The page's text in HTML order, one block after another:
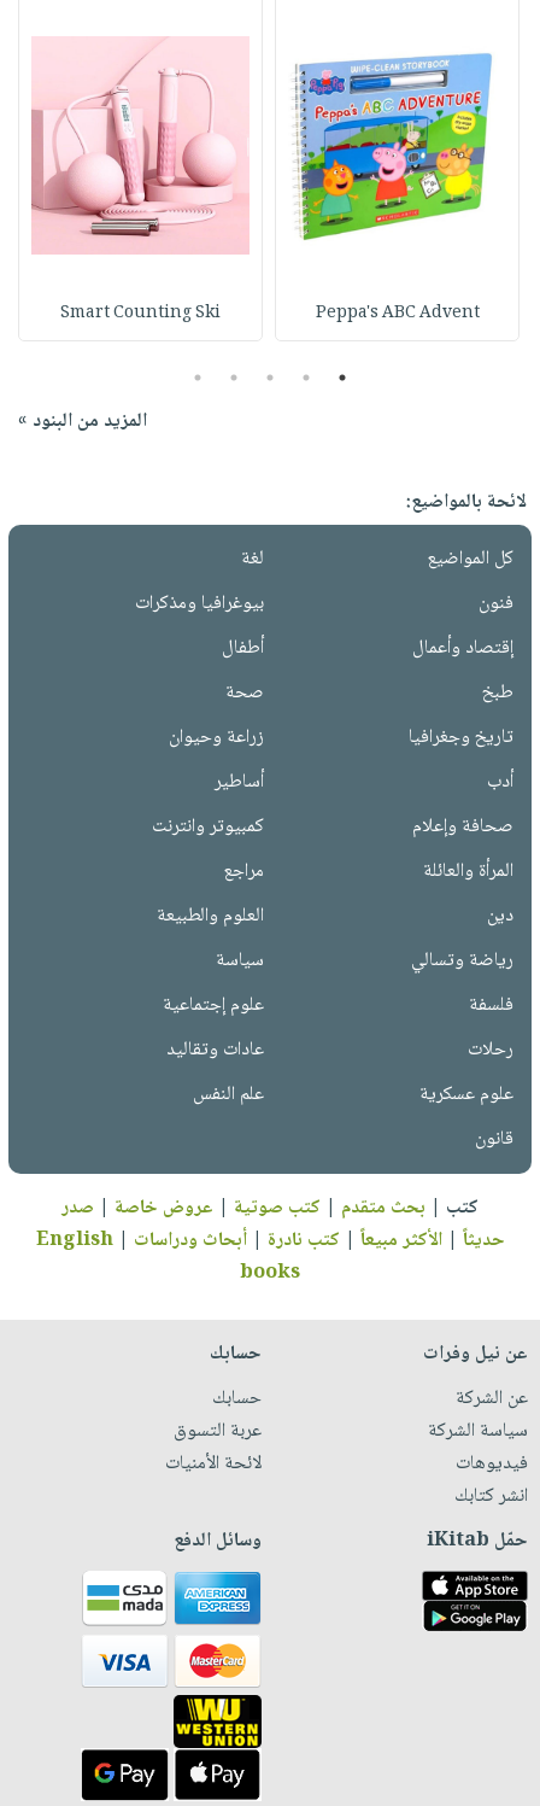
Peppa's ABC Advent
Smart Counting Ski
1
2
3
4
5
المزيد من البنود »
لائحة بالمواضيع:
كل المواضيع
لغة
فنون
بيوغرافيا ومذكرات
إقتصاد وأعمال
أطفال
طبخ
صحة
تاريخ وجغرافيا
زراعة وحيوان
أدب
أساطير
صحافة وإعلام
كمبيوتر وانترنت
المرأة والعائلة
مراجع
دين
العلوم والطبيعة
رياضة وتسالي
سياسة
فلسفة
علوم إجتماعية
رحلات
عادات وتقاليد
علوم عسكرية
علم النفس
قانون
كتب | بحث متقدم | كتب صوتية | عروض خاصة | صدر
حديثاً |الأكثر مبيعاً | كتب نادرة |أبحاث ودراسات |
English
books
عن نيل وفرات
عن الشركة
سياسة الشركة
فيديوهات
انشر كتابك
حسابك
حسابك
عربة التسوق
لائحة الأمنيات
حمّل iKitab وسائل الدفع